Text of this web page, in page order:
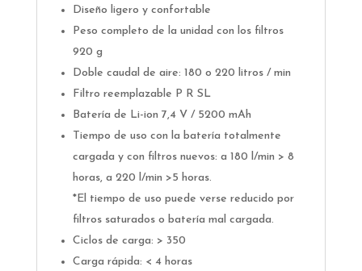
Diseño ligero y confortable
Peso completo de la unidad con los filtros
920 g
Doble caudal de aire: 180 o 220 litros / min
Filtro reemplazable P R SL
Batería de Li-ion 7,4 V / 5200 mAh
Tiempo de uso con la batería totalmente
cargada y con filtros nuevos: a 180 l/min > 8
horas, a 220 l/min >5 horas.
*El tiempo de uso puede verse reducido por
filtros saturados o batería mal cargada.
Ciclos de carga: > 350
Carga rápida: < 4 horas